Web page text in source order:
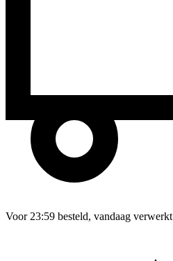
Voor 23:59 besteld, vandaag verwerkt